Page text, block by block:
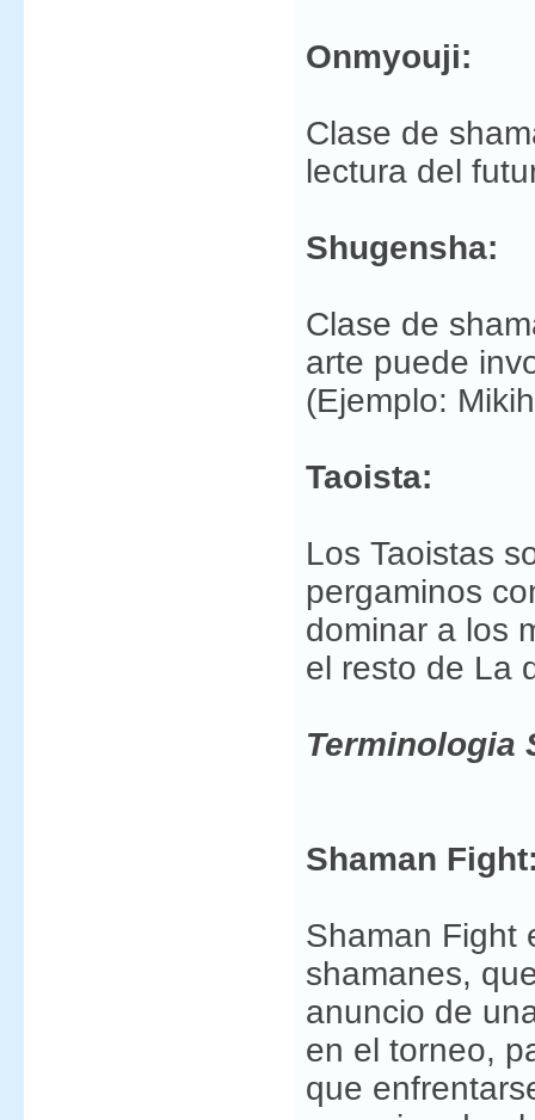
Onmyouji:
Clase de
lectura del
Shugensha:
Clase de
arte puede
(Ejemplo:
Taoista:
Los Taoistas
pergaminos
dominar a los
el resto de La
Terminologia
Shaman
Shaman Fight
shamanes,
anuncio de
en el torneo,
que